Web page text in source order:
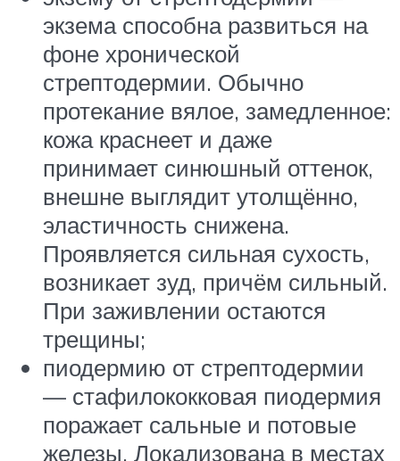
экзема способна развиться на
фоне хронической
стрептодермии. Обычно
протекание вялое, замедленное:
кожа краснеет и даже
принимает синюшный оттенок,
внешне выглядит утолщённо,
эластичность снижена.
Проявляется сильная сухость,
возникает зуд, причём сильный.
При заживлении остаются
трещины;
пиодермию от стрептодермии
— стафилококковая пиодермия
поражает сальные и потовые
железы. Локализована в местах